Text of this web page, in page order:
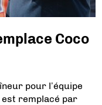
Coco
pour l’équipe
est remplacé par